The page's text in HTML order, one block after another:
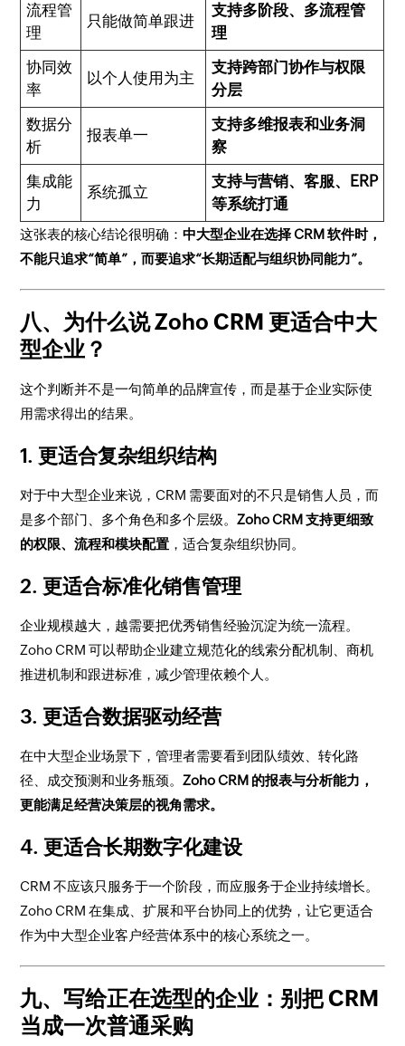
流程管
理
只能做简单跟进
支持多阶段、多流程管
理
协同效
率
以个人使用为主
支持跨部门协作与权限
分层
数据分
析
报表单一
支持多维报表和业务洞
察
集成能
力
系统孤立
支持与营销、客服、ERP
等系统打通
这张表的核心结论很明确：中大型企业在选择 CRM 软件时，
不能只追求“简单”，而要追求“长期适配与组织协同能力”。
八、为什么说 Zoho CRM 更适合中大
型企业？
这个判断并不是一句简单的品牌宣传，而是基于企业实际使
用需求得出的结果。
1. 更适合复杂组织结构
对于中大型企业来说，CRM 需要面对的不只是销售人员，而
是多个部门、多个角色和多个层级。Zoho CRM 支持更细致
的权限、流程和模块配置 ，适合复杂组织协同。
2. 更适合标准化销售管理
企业规模越大，越需要把优秀销售经验沉淀为统一流程。
Zoho CRM 可以帮助企业建立规范化的线索分配机制、商机
推进机制和跟进标准，减少管理依赖个人。
3. 更适合数据驱动经营
在中大型企业场景下，管理者需要看到团队绩效、转化路
径、成交预测和业务瓶颈。Zoho CRM 的报表与分析能力，
更能满足经营决策层的视角需求。
4. 更适合长期数字化建设
CRM 不应该只服务于一个阶段，而应服务于企业持续增长。
Zoho CRM 在集成、扩展和平台协同上的优势，让它更适合
作为中大型企业客户经营体系中的核心系统之一。
九、写给正在选型的企业：别把 CRM
当成一次普通采购